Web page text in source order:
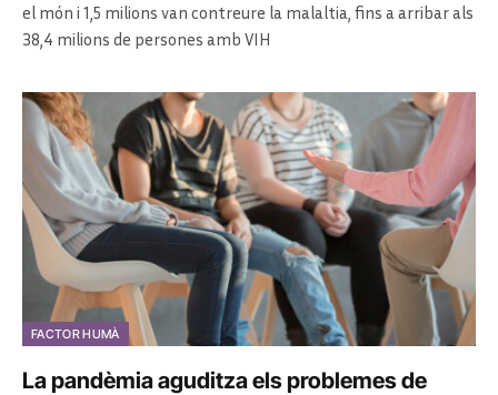
el món i 1,5 milions van contreure la malaltia, fins a arribar als
38,4 milions de persones amb VIH
FACTOR HUMÀ
La pandèmia aguditza els problemes de